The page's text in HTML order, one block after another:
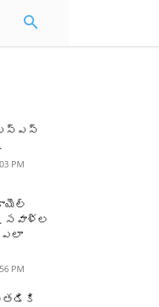
PM
సవాళ్ల
ఎలా
PM
అతడికి